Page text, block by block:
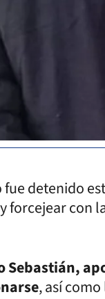
detenido
forcejear con
Sebastián,
, así